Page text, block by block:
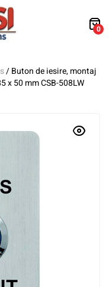
0
/ Buton de iesire, montaj
x 50 mm CSB-508LW